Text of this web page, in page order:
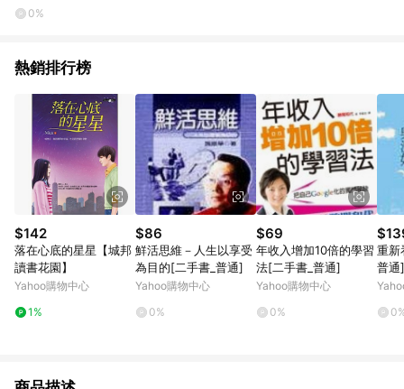
0%
熱銷排行榜
$142
落在心底的星星【城邦
讀書花園】
Yahoo購物中心
1%
$86
鮮活思維－人生以享受
為目的[二手書_普通]
Yahoo購物中心
0%
$69
年收入增加10倍的學習
法[二手書_普通]
Yahoo購物中心
0%
重新
普通]